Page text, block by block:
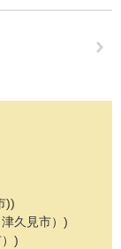
)
久見市）